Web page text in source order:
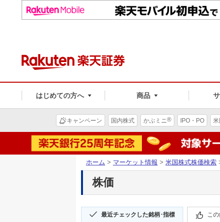
はじめての方へ 商品
キャンペーン 国内株式 かぶミニ® IPO・PO
ホーム > マーケット情報 > 米国株式株価検索
株価
最近チェックした銘柄･指標 こ